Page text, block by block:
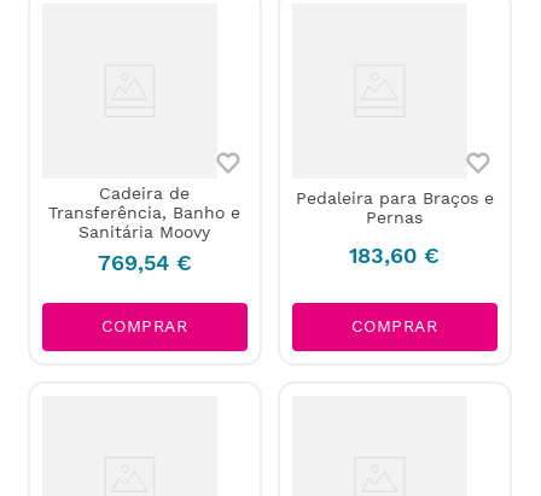
Cadeira de
Transferência, Banho e
Sanitária Moovy
769,54 €
COMPRAR
Pedaleira para Braços e
Pernas
183,60 €
COMPRAR